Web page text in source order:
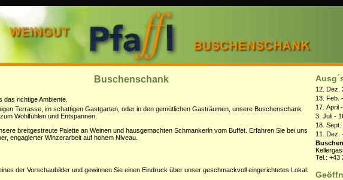
Buschenschank
das richtige Ambiente.
Terrasse, im schattigen Gastgarten, oder in den gemütlichen Gasträumen, unsere Buschenschank
Wohlfühlen und Entspannen.
breitgestreute Palette an Weinen und hausgemachten Schmankerln vom Buffet. Erfahren Sie bei uns
engagierter Winzerarbeit auf hohem Niveau.
der Vorschaubilder und gewinnen Sie einen Eindruck über unser geschmackvoll eingerichtetes Lokal.
12. Dez.
13. Feb.
17. April
3. Juli -
18. Sept.
11. Dez.
Tel.: +43